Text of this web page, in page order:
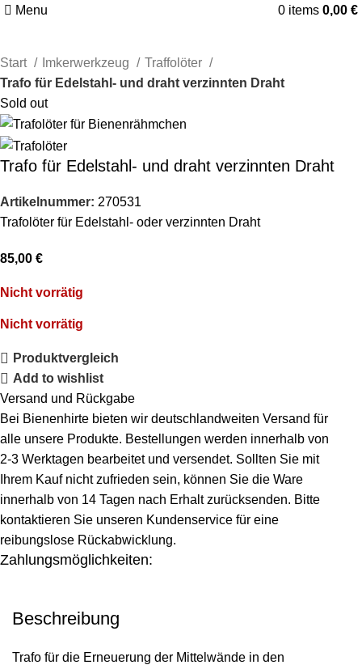
Menu 0 items 0,00 €
Start Imkerwerkzeug
Traffolöter
Trafo für Edelstahl- und draht verzinnten Draht
Sold out
Trafo für Edelstahl- und draht verzinnten Draht
Artikelnummer: 270531
Trafolöter für Edelstahl- oder verzinnten Draht
85,00€
Nicht vorrätig
Nicht vorrätig
Produktvergleich
Add to wishlist
Versand und Rückgabe
Bei Bienenhirte bieten wir deutschlandweiten Versand für
alle unsere Produkte. Bestellungen werden innerhalb von
2-3 Werktagen bearbeitet und versendet. Sollten Sie mit
Ihrem Kauf nicht zufrieden sein, können Sie die Ware
innerhalb von 14 Tagen nach Erhalt zurücksenden. Bitte
kontaktieren Sie unseren Kundenservice für eine
reibungslose Rückabwicklung.
Zahlungsmöglichkeiten:
Beschreibung
Trafo für die Erneuerung der Mittelwände in den